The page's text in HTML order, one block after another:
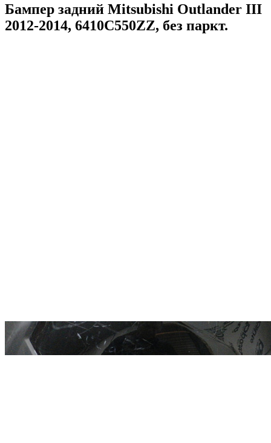
Бампер задний Mitsubishi Outlander III
2012-2014, 6410C550ZZ, без паркт.